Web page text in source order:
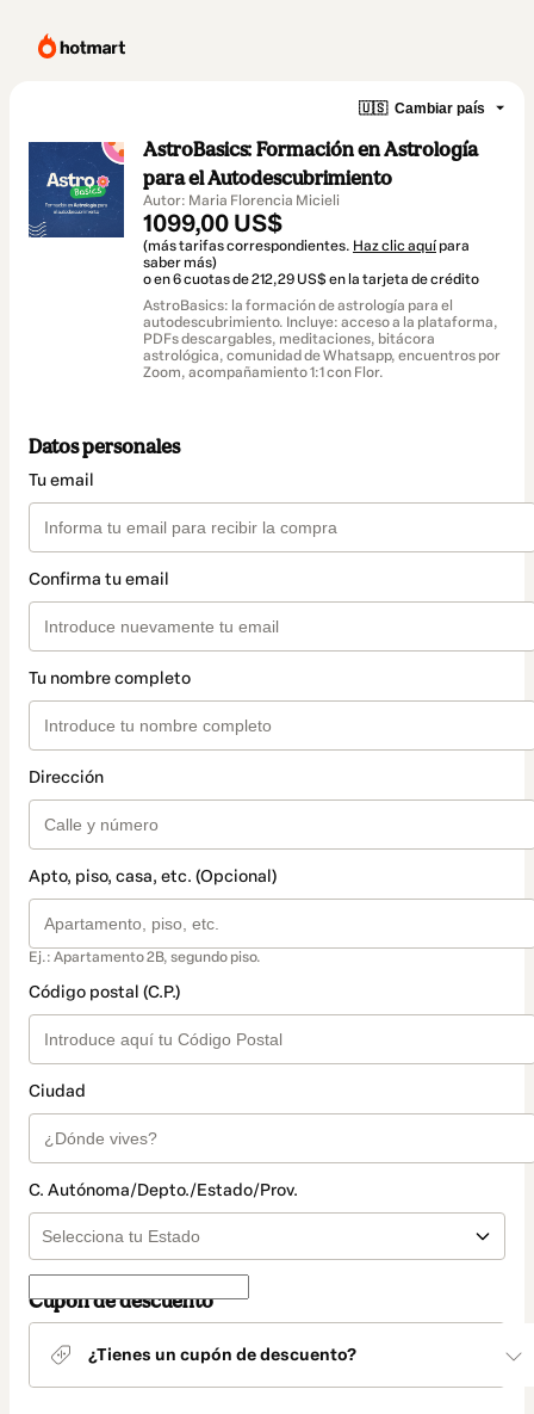
🇺🇸 Cambiar país
AstroBasics: Formación en Astrología
para el Autodescubrimiento
Autor: Maria Florencia Micieli
1099,00 US$
(más tarifas correspondientes. Haz clic aquí para
saber más)
o en 6 cuotas de 212,29 US$ en la tarjeta de crédito
AstroBasics: la formación de astrología para el
autodescubrimiento. Incluye: acceso a la plataforma,
PDFs descargables, meditaciones, bitácora
astrológica, comunidad de Whatsapp, encuentros por
Zoom, acompañamiento 1:1 con Flor.
Datos personales
Tu email
Confirma tu email
Tu nombre completo
Dirección
Apto, piso, casa, etc. (Opcional)
Ej.: Apartamento 2B, segundo piso.
Código postal (C.P.)
Ciudad
C. Autónoma/Depto./Estado/Prov.
Cupón de descuento
¿Tienes un cupón de descuento?